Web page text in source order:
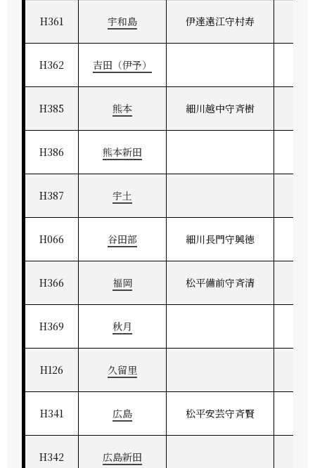
H361 宇和島 伊達遠江守村寿
H362 吉田（伊予）
H385 熊本 細川越中守斉樹
H386 熊本新田
H387 宇土
H066 谷田部 細川長門守興徳
H366 福岡 松平備前守斉清
H369 秋月
H126 久留里
H341 広島 松平安芸守斉賢
H342 広島新田